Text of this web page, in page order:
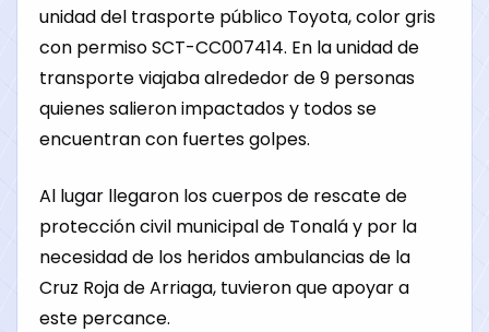
unidad del trasporte público Toyota, color gris
con permiso SCT-CC007414. En la unidad de
transporte viajaba alrededor de 9 personas
quienes salieron impactados y todos se
encuentran con fuertes golpes.
Al lugar llegaron los cuerpos de rescate de
protección civil municipal de Tonalá y por la
necesidad de los heridos ambulancias de la
Cruz Roja de Arriaga, tuvieron que apoyar a
este percance.